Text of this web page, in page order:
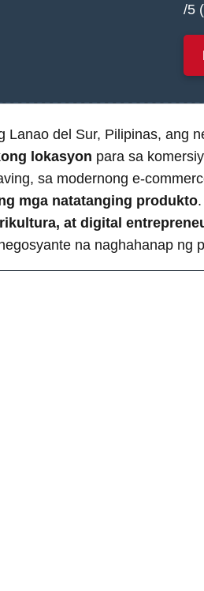
/5 (
Lanao del Sur, Pilipinas, ang
lokasyon para sa
sa modernong e-
mga natatanging produkto
at digital
na naghahanap ng